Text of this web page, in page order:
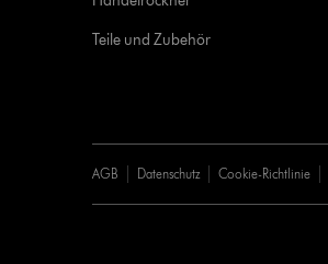
Teile und Zubehör
AGB Datenschutz Cookie-Richtlinie